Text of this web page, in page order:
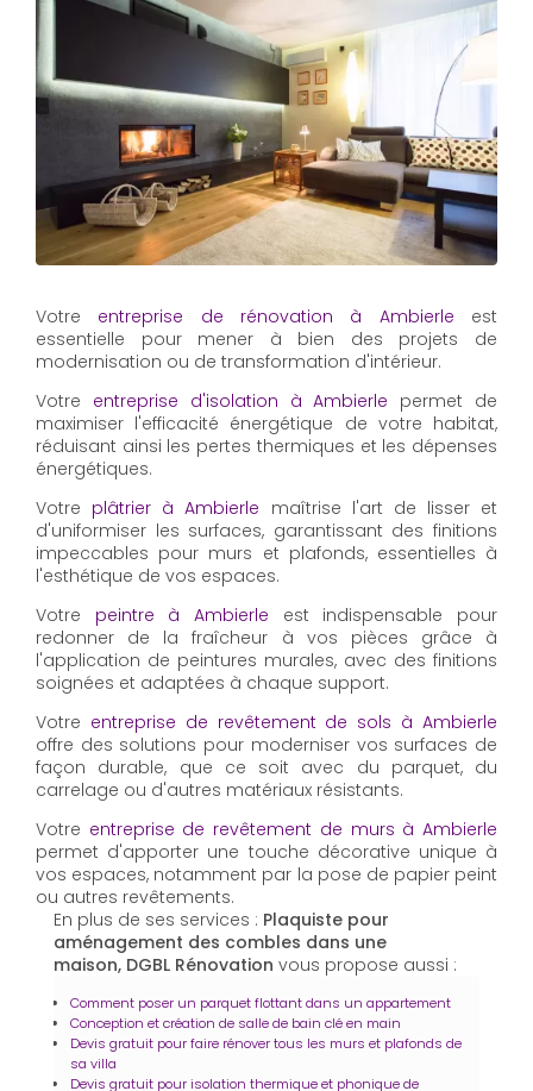
Votre entreprise de rénovation à Ambierle est
essentielle pour mener à bien des projets de
modernisation ou de transformation d'intérieur.
Votre entreprise d'isolation à Ambierle permet de
maximiser l'efficacité énergétique de votre habitat,
réduisant ainsi les pertes thermiques et les dépenses
énergétiques.
Votre plâtrier à Ambierle maîtrise l'art de lisser et
d'uniformiser les surfaces, garantissant des finitions
impeccables pour murs et plafonds, essentielles à
l'esthétique de vos espaces.
Votre peintre à Ambierle est indispensable pour
redonner de la fraîcheur à vos pièces grâce à
l'application de peintures murales, avec des finitions
soignées et adaptées à chaque support.
Votre entreprise de revêtement de sols à Ambierle
offre des solutions pour moderniser vos surfaces de
façon durable, que ce soit avec du parquet, du
carrelage ou d'autres matériaux résistants.
Votre entreprise de revêtement de murs à Ambierle
permet d'apporter une touche décorative unique à
vos espaces, notamment par la pose de papier peint
ou autres revêtements.
En plus de ses services : Plaquiste pour
aménagement des combles dans une
maison, DGBL Rénovation vous propose aussi :
Comment poser un parquet flottant dans un appartement
Conception et création de salle de bain clé en main
Devis gratuit pour faire rénover tous les murs et plafonds de
sa villa
Devis gratuit pour isolation thermique et phonique de